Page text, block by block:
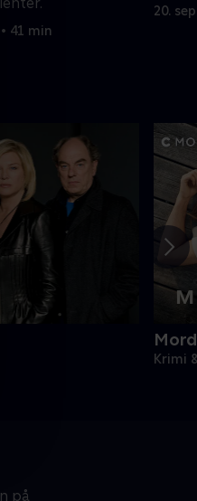
41 min
20.
Krimi
på